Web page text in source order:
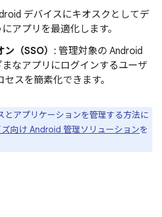
デバイスにキオスクとしてデ
アプリを最適化します。
（SSO） : 管理対象の Android
なアプリにログインするユーザ
スを簡素化できます。
とアプリケーションを管理する方法に
向け Android 管理ソリューションを